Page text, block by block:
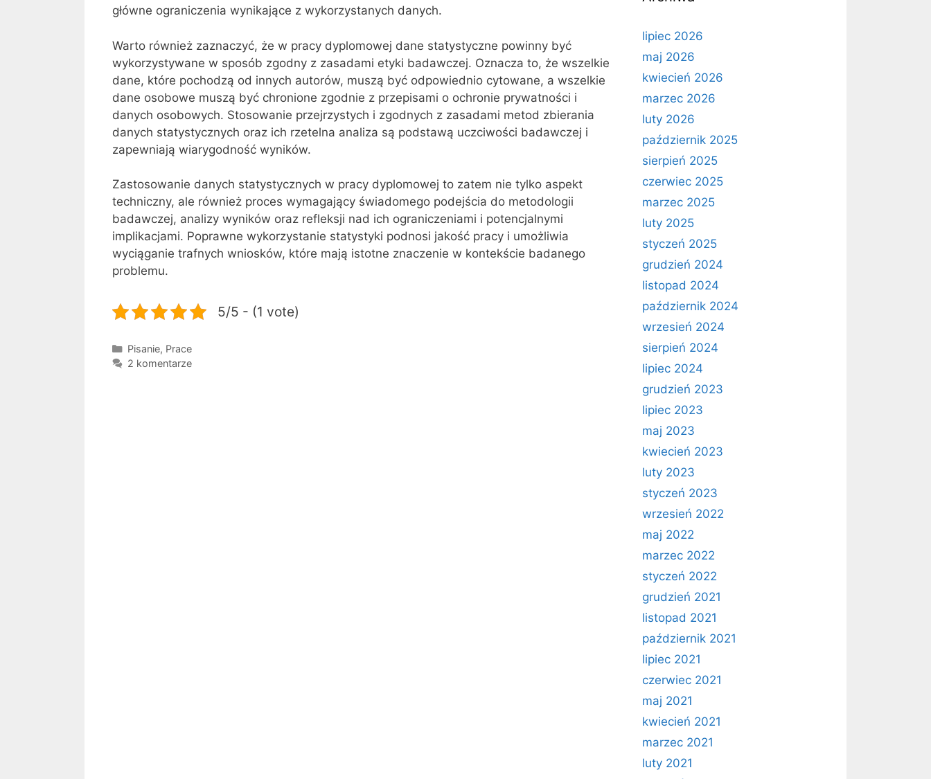
główne ograniczenia wynikające z wykorzystanych danych.
Warto również zaznaczyć, że w pracy dyplomowej dane statystyczne powinny być
wykorzystywane w sposób zgodny z zasadami etyki badawczej. Oznacza to, że wszelkie
dane, które pochodzą od innych autorów, muszą być odpowiednio cytowane, a wszelkie
dane osobowe muszą być chronione zgodnie z przepisami o ochronie prywatności i
danych osobowych. Stosowanie przejrzystych i zgodnych z zasadami metod zbierania
danych statystycznych oraz ich rzetelna analiza są podstawą uczciwości badawczej i
zapewniają wiarygodność wyników.
Zastosowanie danych statystycznych w pracy dyplomowej to zatem nie tylko aspekt
techniczny, ale również proces wymagający świadomego podejścia do metodologii
badawczej, analizy wyników oraz refleksji nad ich ograniczeniami i potencjalnymi
implikacjami. Poprawne wykorzystanie statystyki podnosi jakość pracy i umożliwia
wyciąganie trafnych wniosków, które mają istotne znaczenie w kontekście badanego
problemu.
5/5 - (1 vote)
Kategorie
Pisanie, Prace
2 komentarze
lipiec 2026
maj 2026
kwiecień 2026
marzec 2026
luty 2026
październik 2025
sierpień 2025
czerwiec 2025
marzec 2025
luty 2025
styczeń 2025
grudzień 2024
listopad 2024
październik 2024
wrzesień 2024
sierpień 2024
lipiec 2024
grudzień 2023
lipiec 2023
maj 2023
kwiecień 2023
luty 2023
styczeń 2023
wrzesień 2022
maj 2022
marzec 2022
styczeń 2022
grudzień 2021
listopad 2021
październik 2021
lipiec 2021
czerwiec 2021
maj 2021
kwiecień 2021
marzec 2021
luty 2021